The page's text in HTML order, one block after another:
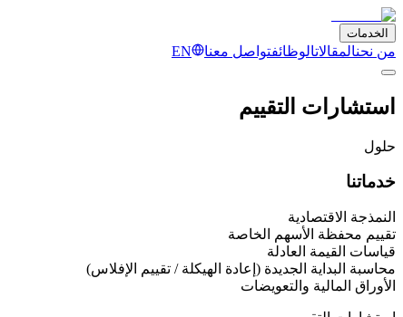
الخدمات
من نحنالمقالاتالوظائفتواصل معنا EN
استشارات التقييم
حلول
خدماتنا
النمذجة الاقتصادية
تقييم محفظة الأسهم الخاصة
قياسات القيمة العادلة
محاسبة البداية الجديدة (إعادة الهيكلة / تقييم الإفلاس)
الأوراق المالية والتعويضات